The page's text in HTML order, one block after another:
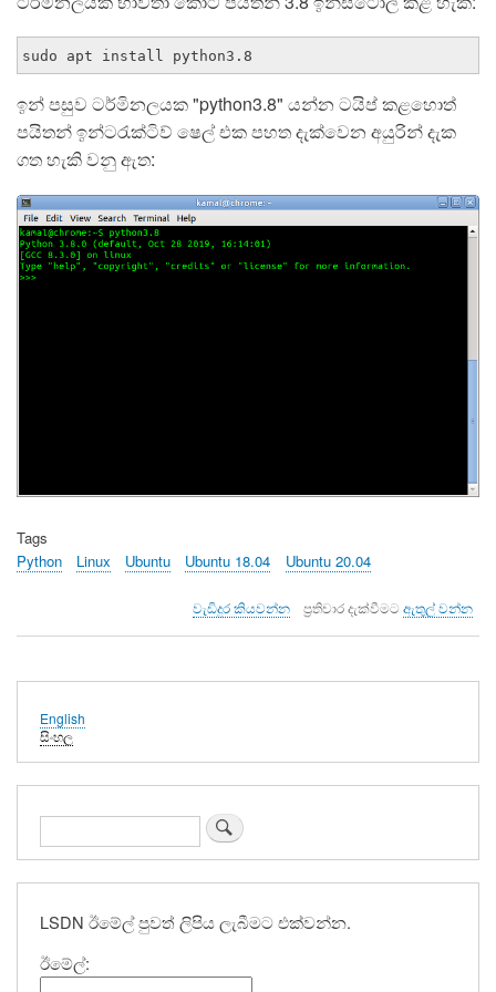
sudo apt install python3.8
ඉන් පසුව ටර්මිනලයක "python3.8" යන්න ටයිප් කළහොත්
පයිතන් ඉන්ටරැක්ටිව් ෂෙල් එක පහත දැක්වෙන අයුරින් දැක
ගත හැකි වනු ඇත:
Tags
Python
Linux Ubuntu Ubuntu 18.04 Ubuntu 20.04
ලිනක්ස්
පද්ධතියක
වැඩිදුර කියවන්න ප්‍රතිචාර දැක්වීමට ඇතුල් වන්න
English
සිංහල
සොයන්න
LSDN ඊමේල් පුවත් ලිපිය ලැබීමට එක්වන්න.
ඊමේල්: